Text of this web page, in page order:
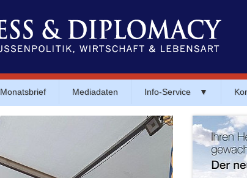
Monatsbrief Mediadaten Info-Service ▼